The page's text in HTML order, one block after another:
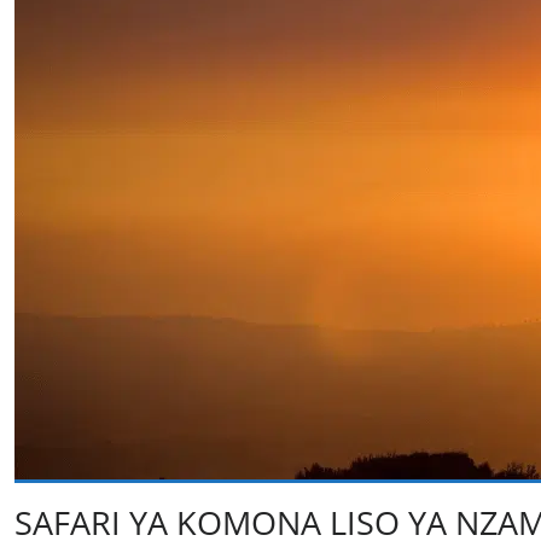
SAFARI YA KOMONA LISO YA